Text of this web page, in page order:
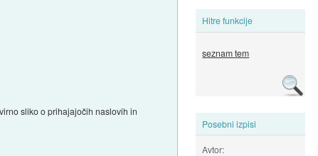
Hitre funkcije
seznam tem
Posebni izpisi
Avtor:
sliko o prihajajočih naslovih in